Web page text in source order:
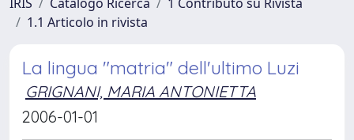
1.1 Articolo in rivista
La lingua "matria" dell'ultimo Luzi
GRIGNANI, MARIA ANTONIETTA
2006-01-01